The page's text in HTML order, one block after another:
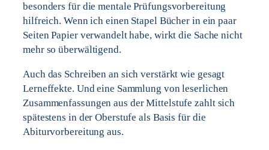
besonders für die mentale Prüfungsvorbereitung
hilfreich. Wenn ich einen Stapel Bücher in ein paar
Seiten Papier verwandelt habe, wirkt die Sache nicht
mehr so überwältigend.
Auch das Schreiben an sich verstärkt wie gesagt
Lerneffekte. Und eine Sammlung von leserlichen
Zusammenfassungen aus der Mittelstufe zahlt sich
spätestens in der Oberstufe als Basis für die
Abiturvorbereitung aus.